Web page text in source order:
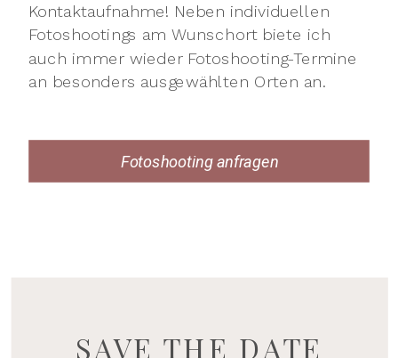
Fotoshooting anfragen
Kontaktaufnahme! Neben individuellen
Fotoshootings am Wunschort biete ich
auch immer wieder Fotoshooting-Termine
an besonders ausgewählten Orten an.
SAVE THE DATE